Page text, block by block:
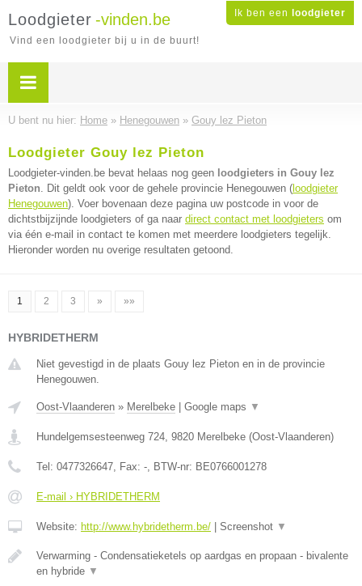
Ik ben een loodgieter
Loodgieter -vinden.be
Vind een loodgieter bij u in de buurt!
U bent nu hier: Home » Henegouwen » Gouy lez Pieton
Loodgieter Gouy lez Pieton
Loodgieter-vinden.be bevat helaas nog geen loodgieters in Gouy lez
Pieton. Dit geldt ook voor de gehele provincie Henegouwen ( loodgieter
Henegouwen). Voer bovenaan deze pagina uw postcode in voor de
dichtstbijzijnde loodgieters of ga naar direct contact met loodgieters om
via één e-mail in contact te komen met meerdere loodgieters tegelijk.
Hieronder worden nu overige resultaten getoond.
1 2 3 » »»
HYBRIDETHERM
Niet gevestigd in de plaats Gouy lez Pieton en in de provincie
Henegouwen.
Oost-Vlaanderen » Merelbeke Google maps ▼
Hundelgemsesteenweg 724, 9820 Merelbeke (Oost-Vlaanderen)
Tel: 0477326647, Fax: -, BTW-nr: BE0766001278
E-mail › HYBRIDETHERM
Website: http://www.hybridetherm.be/ Screenshot ▼
Verwarming - Condensatieketels op aardgas en propaan - bivalente
en hybride ▼